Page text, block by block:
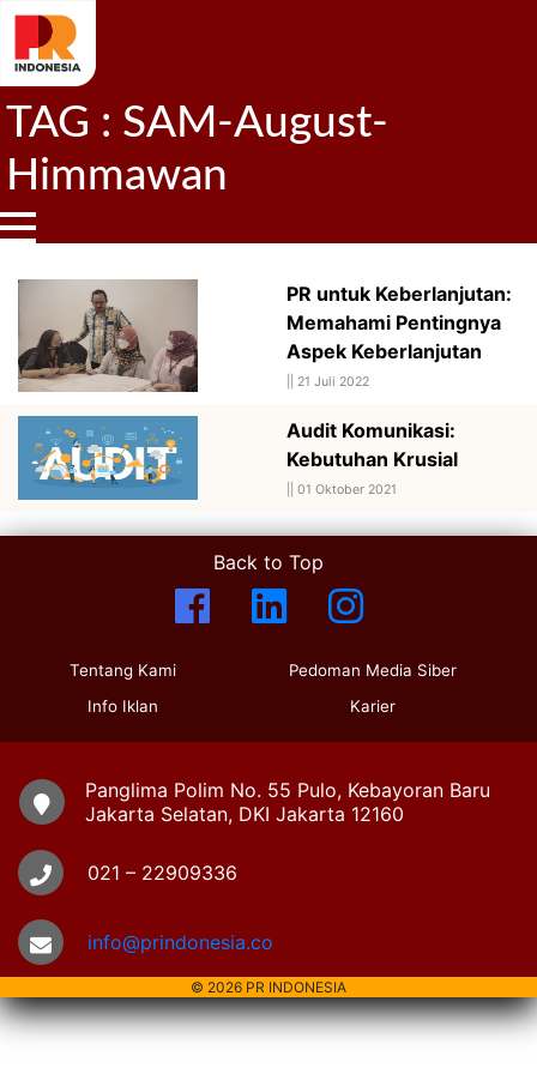
TAG : SAM-August-
Himmawan
PR untuk Keberlanjutan:
Memahami Pentingnya
Aspek Keberlanjutan
21 Juli 2022
Audit Komunikasi:
Kebutuhan Krusial
01 Oktober 2021
Back to Top
Tentang Kami
Info Iklan
Pedoman Media Siber
Karier
Panglima Polim No. 55 Pulo, Kebayoran Baru
Jakarta Selatan, DKI Jakarta 12160
021 – 22909336
info@prindonesia.co
© 2026 PR INDONESIA